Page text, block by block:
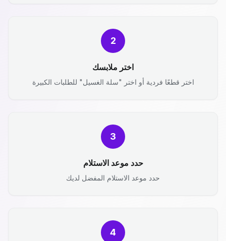
2
اختر ملابسك
اختر قطعًا فردية أو اختر "سلة الغسيل" للطلبات الكبيرة
3
حدد موعد الاستلام
حدد موعد الاستلام المفضل لديك
4